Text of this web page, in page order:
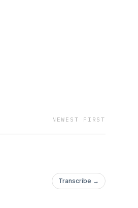
NEWEST FIRST
Transcribe →